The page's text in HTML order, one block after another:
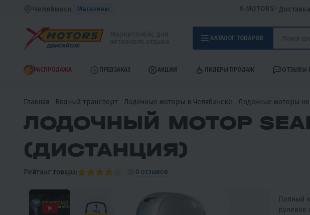
Челябинск Магазины X-MOTORS
КАТАЛОГ ТОВАРОВ
РАСПРОДАЖА ПРЕДЗАКАЗ АКЦИИ ЛИДЕРЫ ПРОДАЖ ОТЗЫВЫ
Главная Водный транспорт Лодочные моторы в Челябинске Лодочные моторы
ЛОДОЧНЫЙ МОТОР
(ДИСТАНЦИЯ)
Рейтинг товара: 0 отзывов
Полный
рулевое